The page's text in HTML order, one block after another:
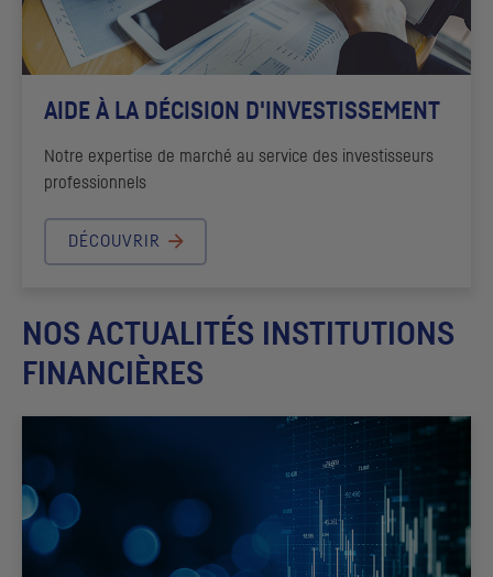
AIDE À LA DÉCISION D'INVESTISSEMENT
Notre expertise de marché au service des investisseurs
professionnels
DÉCOUVRIR
NOS ACTUALITÉS INSTITUTIONS
FINANCIÈRES